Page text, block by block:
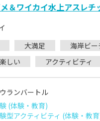
＆ワイカイ水上アスレチ
大満足 海岸ビー
楽しい アクティビティ
ランバートル
(体験・教育)
型アクティビティ (体験・教